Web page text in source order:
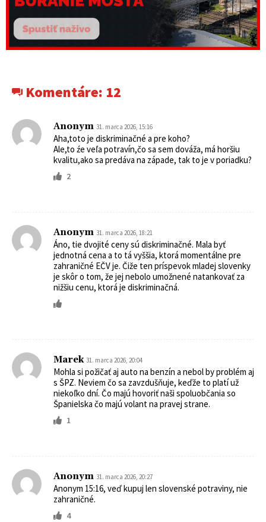
Komentáre: 12
Anonym 31. marca 2026, 15:16
Aha,toto je diskriminačné a pre koho?
Ale,to źe veľa potravín,čo sa sem dováža, má horšiu
kvalitu,ako sa predáva na západe, tak to je v poriadku?
2
Anonym 31. marca 2026, 18:21
Áno, tie dvojité ceny sú diskriminačné. Mala byť
jednotná cena a to tá vyššia, ktorá momentálne pre
zahraničné EČV je. Čiže ten príspevok mladej slovenky
je skôr o tom, že jej nebolo umožnené natankovať za
nižšiu cenu, ktorá je diskriminačná.
Marek 31. marca 2026, 20:04
Mohla si požičať aj auto na benzín a nebol by problém aj
s ŠPZ. Neviem čo sa zavzdušňuje, keďže to platí už
niekoľko dní. Čo majú hovoriť naši spoluobčania so
Španielska čo majú volant na pravej strane.
1
Anonym 31. marca 2026, 20:27
Anonym 15:16, veď kupuj len slovenské potraviny, nie
zahraničné.
4